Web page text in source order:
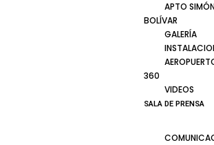
APTO
BOLÍVAR
GALERÍA
360
VIDEOS
SALA DE PRENSA